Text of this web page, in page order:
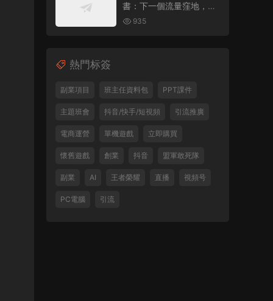
書：下一個流量窪地，粉
絲質量超高，日引
935
熱門标簽
副業項目 班主任資料包 PPT課件
主題班會 抖音/快手/短視頻 引流推廣
電商運營 單機遊戲 立即購買
懷舊遊戲 創業 抖音 盟軍敢死隊
副業 AI 王者榮耀 直播 視頻号
PC電腦 引流